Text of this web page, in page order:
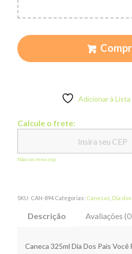
Adicionar à
Calcule o frete:
Não sei meu cep
SKU: CAN-894 Categorias: Canecas Dia dos
Descrição Avaliações
Caneca 325ml Dia Dos Pais Você